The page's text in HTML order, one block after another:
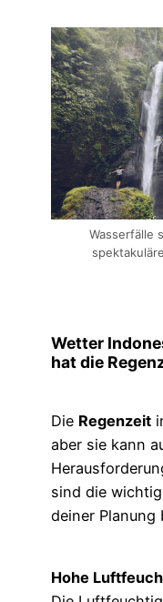
Wasserfälle
Wetter
hat die
Die Regenzeit
aber sie kann
sind die
deiner
Hohe